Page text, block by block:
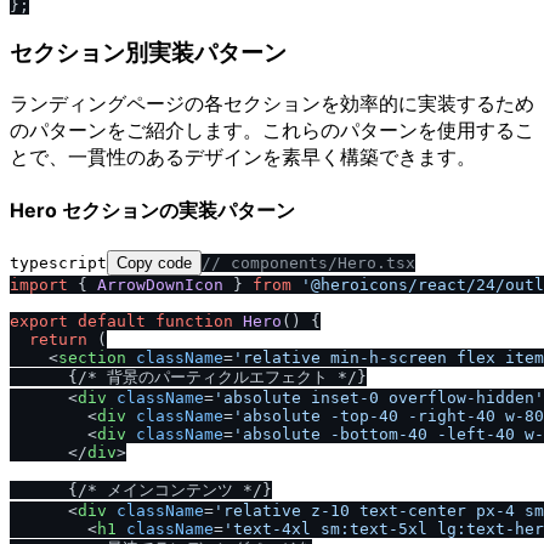
セクション別実装パターン
ランディングページの各セクションを効率的に実装するため
のパターンをご紹介します。これらのパターンを使用するこ
とで、一貫性のあるデザインを素早く構築できます。
Hero セクションの実装パターン
typescript Copy code // components/Hero.tsx
import { ArrowDownIcon } from '@heroicons/ react/24/
export default function Hero ( ) {
return (
<section className= 'relative min-h-screen flex
      {
/* 背景のパーティクルエフェクト */ }
<div className= 'absolute inset-0 overflow-hidden'
<div className= 'absolute -top-40 -right-40 w-
<div className= 'absolute -bottom-40 -left-40
</div>
      {
/* メインコンテンツ */ }
<div className= 'relative z-10 text-center px-4
<h1 className= 'text-4xl sm:text-5xl lg:text-